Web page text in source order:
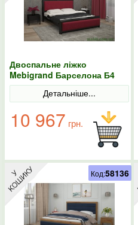
Двоспальне ліжко
Mebigrand Барселона Б4
Венге/Аляска 12 180х200
Детальніше...
10 967 грн.
Код:58136